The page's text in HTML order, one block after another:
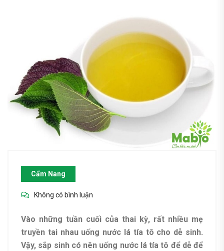
Cẩm Nang
Không có bình luận
Vào những tuần cuối của thai kỳ, rất nhiều mẹ
truyền tai nhau uống nước lá tía tô cho dễ sinh.
Vậy, sắp sinh có nên uống nước lá tía tô để dễ để